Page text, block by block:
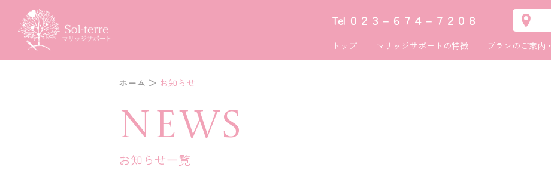
Tel ０２３－６７４－７２０８
トップ マリッジサポート の特徴 プランのご案内・
ホーム ＞ お知らせ
NEWS
お知らせ一覧